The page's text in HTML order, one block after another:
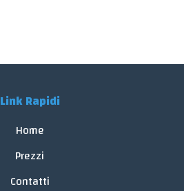
Link Rapidi
Home
Prezzi
Contatti